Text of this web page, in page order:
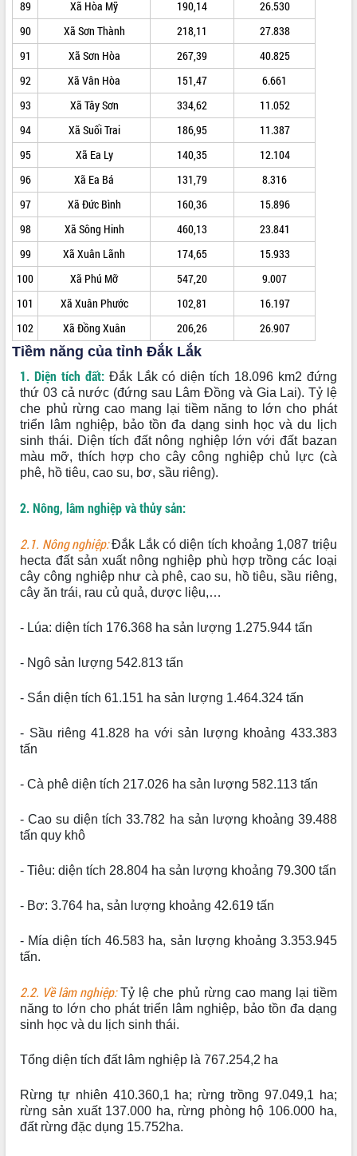
Phát động chiến dịch 30 ngày đêm
giải phóng mặt bằng Tuyến đường bộ
ven biển
Đắk Lắk nỗ lực thúc đẩy tăng trưởng
kinh tế từ 10% trở lên trong Quý
II/2026
Đắk Lắk ký kết thỏa thuận hợp tác về
chuyển đổi số giai đoạn 2026 – 2030
với Tập đoàn Bưu chính Viễn thông
Việt Nam
Thứ trưởng Bộ Y tế làm việc với tỉnh
Đắk Lắk về phát triển nhân lực y tế
cho trạm y tế cấp xã
Du lịch Đắk Lắk nâng tầm trải nghiệm
du khách thông qua Hệ thống cơ sở dữ
liệu và Bản đồ số
Tập huấn ứng dụng trí tuệ nhân tạo (AI)
trong thương mại điện tử năm 2026
Đoàn đại biểu Quốc hội tỉnh Đắk Lắk
trao đổi thông tin trước Kỳ họp thứ
nhất, Quốc hội khóa XVI
Quyết liệt cải cách hành chính, khơi
thông nguồn lực phát triển
Nâng cao hiệu lực, hiệu quả HĐND
tỉnh thông qua hiện đại hóa hành chính
Xã Ea Phê gắn cải cách hành chính với
chuyển đổi số
Hồ Thị Nguyên Thảo làm việc tại Trung
Phê
Xây dựng nền hành chính số đồng
hành cùng nông dân dân, doanh nghiệp
Giai đoạn 2026-2030, Đắk Lắk phấn
mới
nghiệp Đắk Lắk tăng trưởng bứt phá
địa chính, hoàn thiện cơ sở dữ liệu đất
Ứng dụng sinh trắc học - Bước tiến
trong hành trình chuyển đổi số tại Đắk
Đắk Lắk nâng cao hiệu quả công tác
Đắk Lắk đẩy mạnh nuôi biển công
nghệ, hướng tới phát triển thủy sản
Tập huấn nâng cao năng lực triển khai
cấp xã
Quyền của người tiêu dùng Việt Nam
2026
tâm đạt được mục tiêu tăng trưởng
hai con số trong năm 2026
Tổ chức trang trọng Lễ hội Đền thờ
Phó Bí thư Tỉnh ủy Đắk Lắk Đỗ Hữu
Nhân dân tỉnh
Bệnh án điện tử thúc đẩy chuyển đổi
số y tế tại Đắk Lắk
89 Xã Hòa Mỹ 190,14
26.530
90
Xã Sơn Thành 218,11
27.838
91
Xã Sơn Hòa 267,39
40.825
92
Xã Vân Hòa 151,47
6.661
93
Xã Tây Sơn 334,62
11.052
94
Xã Suối Trai 186,95
11.387
95
Xã Ea Ly 140,35
12.104
96
Xã Ea Bá 131,79
8.316
97
Xã Đức Bình 160,36
15.896
98
Xã Sông Hinh 460,13
23.841
99
Xã Xuân Lãnh 174,65
15.933
100
Xã Phú Mỡ 547,20
9.007
101
Xã Xuân Phước 102,81
16.197
102
Xã Đồng Xuân 206,26 26.907
Tiềm năng của tỉnh Đắk Lắk
1. Diện tích đất: Đắk Lắk có diện tích 18.096 km2 đứng
thứ 03 cả nước (đứng sau Lâm Đồng và Gia Lai). Tỷ lệ
che phủ rừng cao mang lại tiềm năng to lớn cho phát
triển lâm nghiệp, bảo tồn đa dạng sinh học và du lịch
sinh thái. Diện tích đất nông nghiệp lớn với đất bazan
màu mỡ, thích hợp cho cây công nghiệp chủ lực (cà
phê, hồ tiêu, cao su, bơ, sầu riêng).
2. Nông, lâm nghiệp và thủy sản:
2.1. Nông nghiệp:Đắk Lắk có diện tích khoảng 1,087 triệu
hecta đất sản xuất nông nghiệp phù hợp trồng các loại
cây công nghiệp như cà phê, cao su, hồ tiêu, sầu riêng,
cây ăn trái, rau củ quả, dược liệu,…
- Lúa: diện tích 176.368 ha sản lượng 1.275.944 tấn
- Ngô sản lượng 542.813 tấn
- Sắn diện tích 61.151 ha sản lượng 1.464.324 tấn
- Sầu riêng 41.828 ha với sản lượng khoảng 433.383
tấn
- Cà phê diện tích 217.026 ha sản lượng 582.113 tấn
- Cao su diện tích 33.782 ha sản lượng khoảng 39.488
tấn quy khô
- Tiêu: diện tích 28.804 ha sản lượng khoảng 79.300 tấn
- Bơ: 3.764 ha, sản lượng khoảng 42.619 tấn
- Mía diện tích 46.583 ha, sản lượng khoảng 3.353.945
tấn.
2.2. Về lâm nghiệp:Tỷ lệ che phủ rừng cao mang lại tiềm
năng to lớn cho phát triển lâm nghiệp, bảo tồn đa dạng
sinh học và du lịch sinh thái.
Tổng diện tích đất lâm nghiệp là 767.254,2 ha
Rừng tự nhiên 410.360,1 ha; rừng trồng 97.049,1 ha;
rừng sản xuất 137.000 ha, rừng phòng hộ 106.000 ha,
đất rừng đặc dụng 15.752ha.